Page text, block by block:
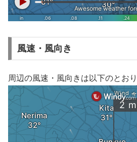
風速・風向き
周辺の風速・風向きは以下のとおり